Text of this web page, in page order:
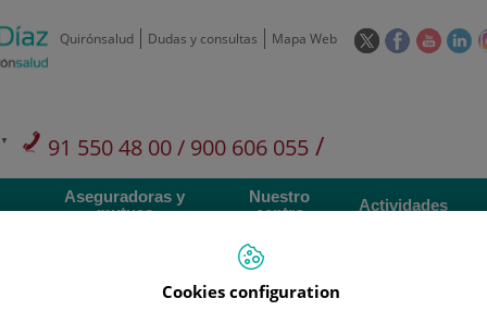
Quirónsalud Dudas y consultas Mapa Web
Este
ventana
nueva.
Este
ventana
nueva.
Este
nueva.
91 550 48 00 / 900 606 055/
Privados: 91 090 05 16
Aseguradoras y
mutuas
Nuestro
centro
Actividades
Cookies configuration